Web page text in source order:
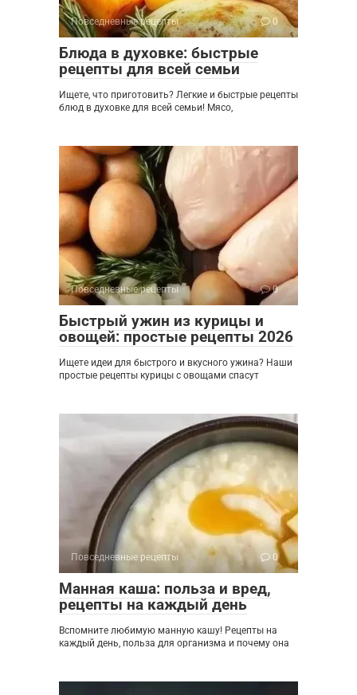
Повседневные рецепты 0
Блюда в духовке: быстрые
рецепты для всей семьи
Ищете, что приготовить? Легкие и быстрые рецепты
блюд в духовке для всей семьи! Мясо,
Повседневные рецепты 0
Быстрый ужин из курицы и
овощей: простые рецепты 2026
Ищете идеи для быстрого и вкусного ужина? Наши
простые рецепты курицы с овощами спасут
Повседневные рецепты 0
Манная каша: польза и вред,
рецепты на каждый день
Вспомните любимую манную кашу! Рецепты на
каждый день, польза для организма и почему она